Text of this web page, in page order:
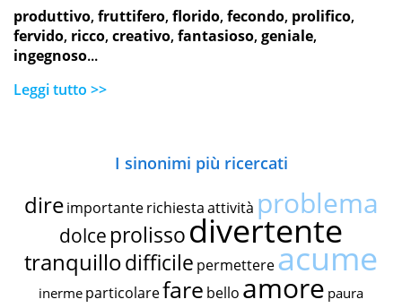
produttivo,fruttifero,florido,fecondo, prolifico,
fervido, ricco,creativo,fantasioso,geniale,
ingegnoso...
Leggi tutto >>
I sinonimi più ricercati
dire importante richiestaattività problema
dolce prolissodivertente
tranquillodifficile permettereacume
inerme particolarefare bello amore paura